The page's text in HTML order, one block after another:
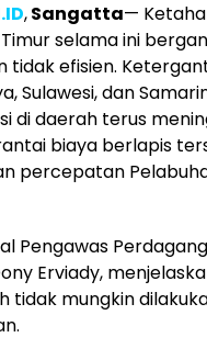
,Sangatta—
selama ini
tidak efisien.
Sulawesi, dan
di daerah terus
biaya berlapis
percepatan
Pengawas
Erviady,
tidak mungkin